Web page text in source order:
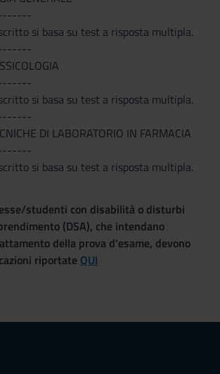
si basa su test a risposta multipla.
si basa su test a risposta multipla.
DI LABORATORIO IN FARMACIA
si basa su test a risposta multipla.
studenti con disabilità o disturbi
(DSA), che intendano
della prova d'esame, devono
riportate QUI